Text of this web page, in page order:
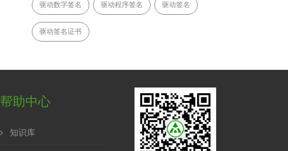
驱动数字签名 驱动程序签名 驱动签名
驱动签名证书
帮助中心
知识库